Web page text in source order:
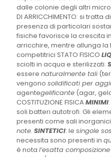
dalle colonie degli altri
DI ARRICCHIMENTO: si tratta
presenza di particolari
fisiche favorisce la crescita
arricchire, mentre allunga
competitrici STATO FISICO
sciolti in acqua e sterilizzati.
essere naturalmente tali
vengono solidificati per
agentegelificante (agar,
COSTITUZIONE FISICA MINIMI
soli batteri autotrofi. Gli
presenti come sali
note. SINTETICI: le singole
necessita sono presenti in
è nota l’esatta